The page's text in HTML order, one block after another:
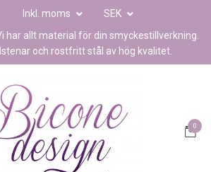
Inkl. moms
SEK
har allt material för din smyckestillverkning.
och rostfritt stål av hög kvalitet.
0